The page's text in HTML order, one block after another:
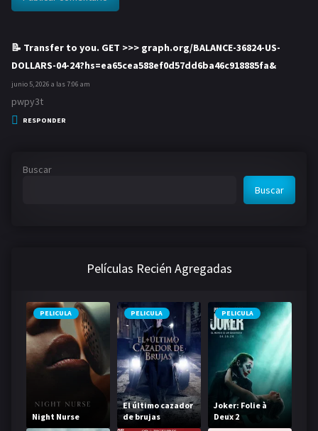
📝 Transfer to you. GET >>> graph.org/BALANCE-36824-US-
DOLLARS-04-24?hs=ea65cea588ef0d57dd6ba46c918885fa&
junio 5, 2026 a las 7:06 am
pwpy3t
RESPONDER
Buscar
Buscar
Películas Recién Agregadas
PELICULA
Night Nurse
PELICULA
El último cazador
de brujas
PELICULA
Joker: Folie à
Deux 2